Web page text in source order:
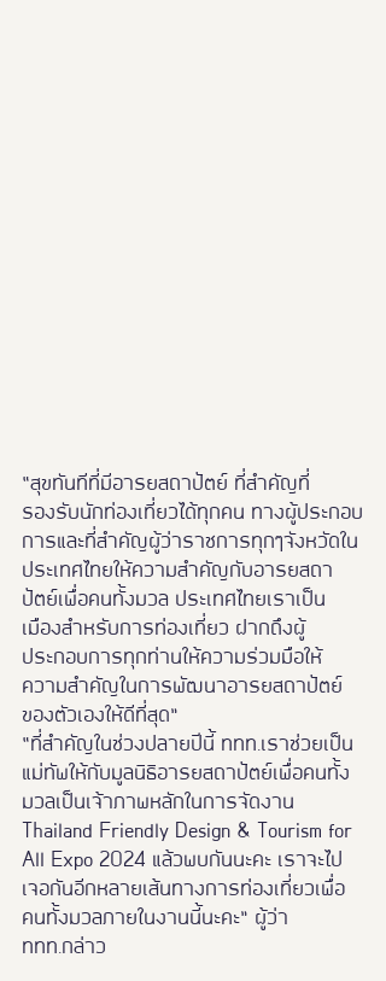
“สุขทันทีที่มีอารยสถาปัตย์ ที่สำคัญที่
รองรับนักท่องเที่ยวได้ทุกคน ทางผู้ประกอบ
การและที่สำคัญผู้ว่าราชการทุกๆจังหวัดใน
ประเทศไทยให้ความสำคัญกับอารยสถา
ปัตย์เพื่อคนทั้งมวล ประเทศไทยเราเป็น
เมืองสำหรับการท่องเที่ยว ฝากถึงผู้
ประกอบการทุกท่านให้ความร่วมมือให้
ความสำคัญในการพัฒนาอารยสถาปัตย์
ของตัวเองให้ดีที่สุด”
“ที่สำคัญในช่วงปลายปีนี้ ททท.เราช่วยเป็น
แม่ทัพให้กับมูลนิธิอารยสถาปัตย์เพื่อคนทั้ง
มวลเป็นเจ้าภาพหลักในการจัดงาน
Thailand Friendly Design & Tourism for
All Expo 2024 แล้วพบกันนะคะ เราจะไป
เจอกันอีกหลายเส้นทางการท่องเที่ยวเพื่อ
คนทั้งมวลภายในงานนี้นะคะ” ผู้ว่า
ททท.กล่าว